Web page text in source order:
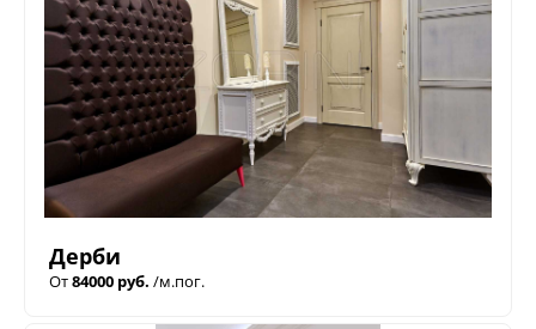
Дерби
От84000 руб. /м.пог.